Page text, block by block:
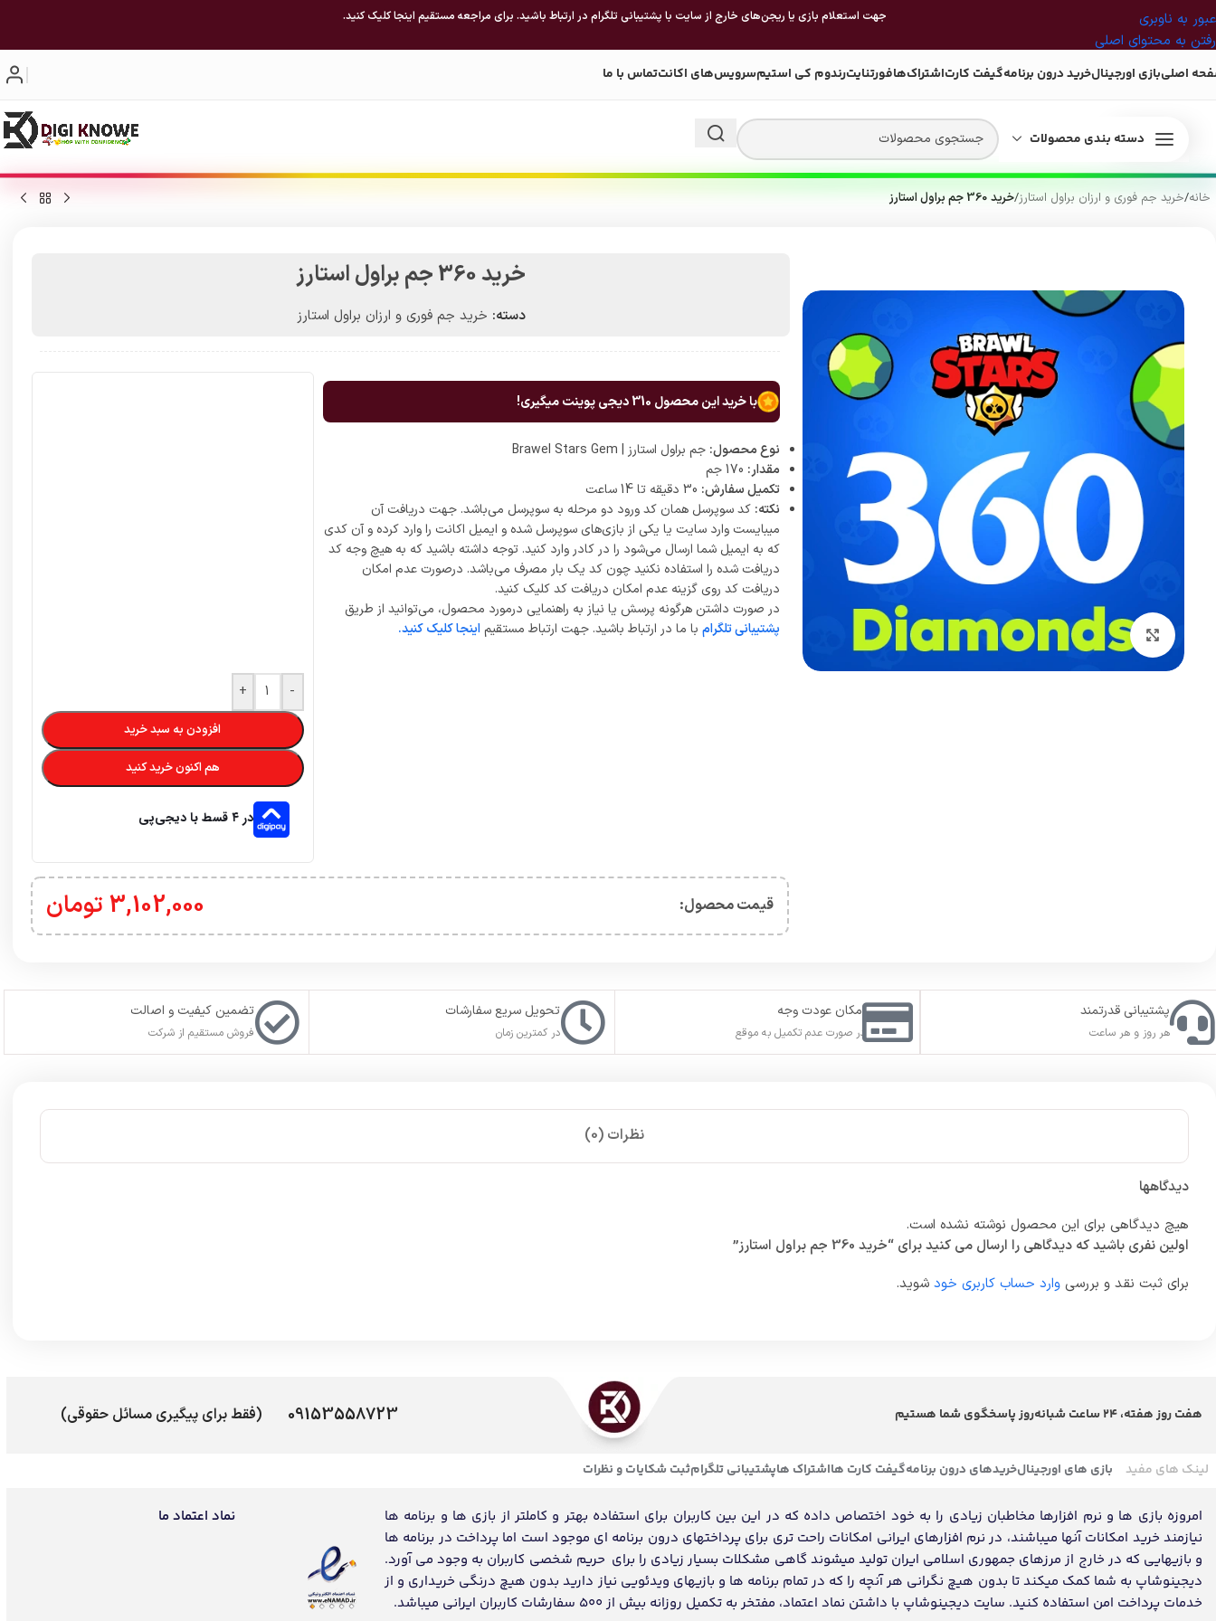
عبور به ناوبری
رفتن به محتوای اصلی
جهت استعلام بازی یا ریجن‌های خارج از سایت با پشتیبانی تلگرام در ارتباط باشید. برای مراجعه مستقیم اینجا کلیک کنید.
اصلیبازی اورجینالخرید درون برنامهگیفت کارتاشتراک‌هافورتنایترندوم کی استیمسرویس‌های اکانتتماس با ما
دسته بندی محصولات
خانه/خرید جم فوری و ارزان براول استارز/خرید 360 جم براول استارز
بزرگنمایی تصویر
خرید 360 جم براول استارز
دسته: خرید جم فوری و ارزان براول استارز
با خرید این محصول 310دیجی پوینت میگیری!
نوع محصول: جم براول استارز | Brawel Stars Gem
مقدار:
تکمیل سفارش:
نکته: کد سوپرسل همان کد ورود دو مرحله به سوپرسل می‌باشد. جهت دریافت آن
میبایست وارد سایت یا یکی از بازی‌های سوپرسل شده و ایمیل اکانت را وارد کرده و آن کدی
که به ایمیل شما ارسال می‌شود را در کادر وارد کنید. توجه داشته باشید که به هیچ وجه کد
دریافت شده را استفاده نکنید چون کد یک بار مصرف می‌باشد. درصورت عدم امکان
دریافت کد روی گزینه عدم امکان دریافت کد کلیک کنید.
در صورت داشتن هرگونه پرسش یا نیاز به راهنمایی درمورد محصول، می‌توانید از طریق
پشتیبانی تلگرامبا ما در ارتباط باشید. جهت ارتباط مستقیم اینجا کلیک کنید.
-
+
افزودن به سبد خرید
هم اکنون خرید کنید
در ۴ قسط با دیجی‌پی
قیمت محصول:​ 3,102,000 تومان
پشتیبانی قدرتمند
هر روز و هر ساعت
امکان عودت وجه
در صورت عدم تکمیل به موقع
تحویل سریع سفارشات
در کمترین زمان
تضمین کیفیت و اصالت
فروش مستقیم از شرکت
نظرات (0)
دیدگاهها
هیچ دیدگاهی برای این محصول نوشته نشده است.
اولین نفری باشید که دیدگاهی را ارسال می کنید برای “خرید 360 جم براول استارز”
برای ثبت نقد و بررسی وارد حساب کاربری خود شوید.
هفت روز هفته، 24 ساعت شبانه‌روز پاسخگوی شما هستیم 09153558723 (فقط برای پیگیری مسائل حقوقی)
لینک های مفید بازی های اورجینالخریدهای درون برنامهگیفت کارت هااشتراک هاپشتیبانی تلگرامثبت شکایات و نظرات
امروزه بازی ها و نرم افزارها مخاطبان زیادی را به خود اختصاص داده که در این بین کاربران برای استفاده بهتر و کاملتر از بازی ها و برنامه ها
نیازمند خرید امکانات آنها میباشند، در نرم افزارهای ایرانی امکانات راحت تری برای پرداختهای درون برنامه ای موجود است اما پرداخت در برنامه ها
و بازیهایی که در خارج از مرزهای جمهوری اسلامی ایران تولید میشوند گاهی مشکلات بسیار زیادی را برای حریم شخصی کاربران به وجود می آورد.
دیجینوشاپ به شما کمک میکند تا بدون هیچ نگرانی هر آنچه را که در تمام برنامه ها و بازیهای ویدئویی نیاز دارید بدون هیچ درنگی خریداری و از
خدمات پرداخت امن استفاده کنید. سایت دیجینوشاپ با داشتن نماد اعتماد، مفتخر به تکمیل روزانه بیش از 500 سفارشات کاربران ایرانی میباشد.
نماد اعتماد ما